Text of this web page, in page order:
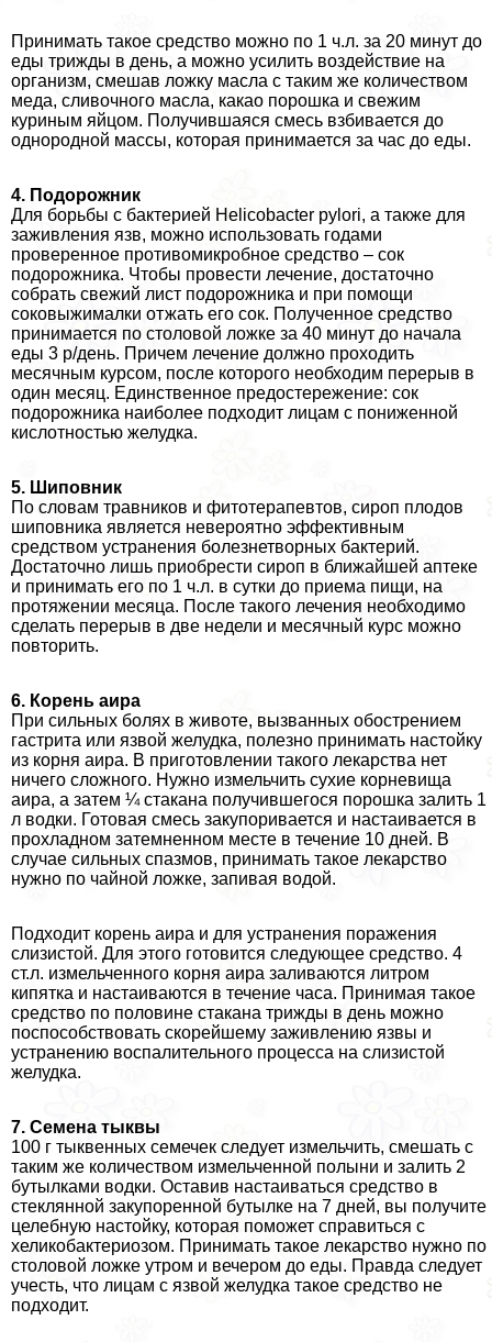
Принимать такое средство можно по 1 ч.л. за 20 минут до
еды трижды в день, а можно усилить воздействие на
организм, смешав ложку масла с таким же количеством
меда, сливочного масла, какао порошка и свежим
куриным яйцом. Получившаяся смесь взбивается до
однородной массы, которая принимается за час до еды.
4. Подорожник
Для борьбы с бактерией Helicobacter pylori, а также для
заживления язв, можно использовать годами
проверенное противомикробное средство – сок
подорожника. Чтобы провести лечение, достаточно
собрать свежий лист подорожника и при помощи
соковыжималки отжать его сок. Полученное средство
принимается по столовой ложке за 40 минут до начала
еды 3 р/день. Причем лечение должно проходить
мecячным курсом, после которого необходим перерыв в
один месяц. Единственное предостережение: сок
подорожника наиболее подходит лицам с пониженной
кислотностью желудка.
5. Шиповник
По словам травников и фитотерапевтов, сироп плодов
шиповника является невероятно эффективным
средством устранения болезнетворных бактерий.
Достаточно лишь приобрести сироп в ближайшей аптеке
и принимать его по 1 ч.л. в сутки до приема пищи, на
протяжении месяца. После такого лечения необходимо
сделать перерыв в две недели и мecячный курс можно
повторить.
6. Корень аира
При сильных болях в животе, вызванных обострением
гастрита или язвой желудка, полезно принимать настойку
из корня аира. В приготовлении такого лекарства нет
ничего сложного. Нужно измельчить сухие корневища
аира, а затем ¼ стакана получившегося порошка залить 1
л водки. Готовая смесь закупоривается и настаивается в
прохладном затемненном месте в течение 10 дней. В
случае сильных спазмов, принимать такое лекарство
нужно по чайной ложке, запивая водой.
Подходит корень аира и для устранения поражения
слизистой. Для этого готовится следующее средство. 4
ст.л. измельченного корня аира заливаются литром
кипятка и настаиваются в течение часа. Принимая такое
средство по половине стакана трижды в день можно
поспособствовать скорейшему заживлению язвы и
устранению воспалительного процесса на слизистой
желудка.
7. Семена тыквы
100 г тыквенных семечек следует измельчить, смешать с
таким же количеством измельченной полыни и залить 2
бутылками водки. Оставив настаиваться средство в
стеклянной закупоренной бутылке на 7 дней, вы получите
целебную настойку, которая поможет справиться с
хеликобактериозом. Принимать такое лекарство нужно по
столовой ложке утром и вечером до еды. Правда следует
учесть, что лицам с язвой желудка такое средство не
подходит.